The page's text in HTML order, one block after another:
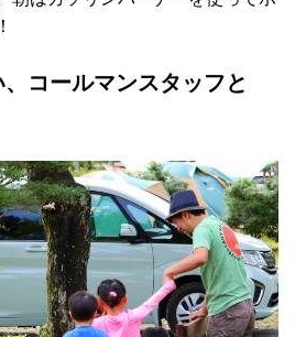
コールマンスタッフと